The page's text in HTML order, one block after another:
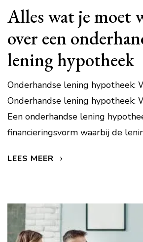
Alles wat je moet
over een
lening hypotheek
Onderhandse lening hypotheek:
Onderhandse lening hypotheek:
Een onderhandse lening
financieringsvorm waarbij de
LEES MEER